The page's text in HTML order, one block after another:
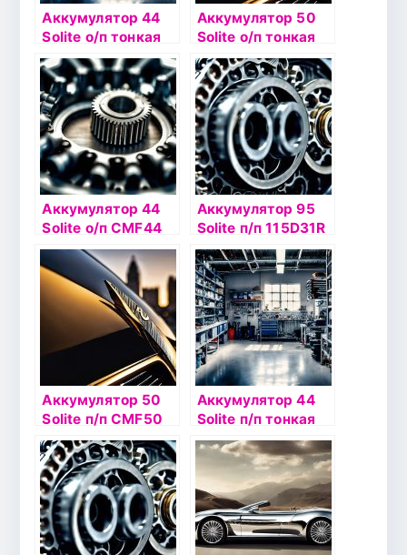
Аккумулятор 44
Solite о/п тонкая
кл 44B19L CMF44
AL борт
Аккумулятор 50
Solite о/п тонкая
кл 65B24L
Аккумулятор 44
Solite о/п CMF44
AL (К)
Аккумулятор 95
Solite п/п 115D31R
Аккумулятор 50
Solite п/п CMF50
AR
Аккумулятор 44
Solite п/п тонкая
кл 44B19R CMF44
AR борт